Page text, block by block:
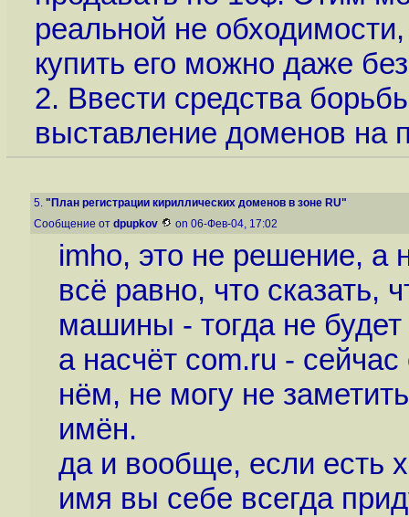
реальной не
купить его можно даже
2. Ввести средства
выставление доменов на
5. "План регистрации кириллических доменов в зоне RU"
Сообщение от dpupkov on 06-Фев-04, 17:02
imho, это не решение, а
всё равно, что сказать,
машины - тогда не будет
а насчёт com.ru -
нём, не могу не
имён.
да и вообще, если есть
имя вы себе всегда